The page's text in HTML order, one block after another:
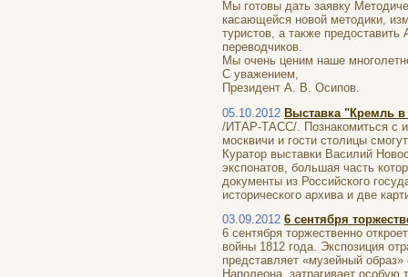
Мы готовы дать заявку
касающейся новой методики,
туристов, а также
переводчиков.
Мы очень ценим наше
С уважением,
Президент А. В. Осипов.
05.10.2012 Выставка "Кремль в
/ИТАР-ТАСС/. Познакомиться с
москвичи и гости столицы
Куратор выставки Василий
экспонатов, большая часть
документы из Российского
исторического архива и две
03.09.2012 6 сентября
6 сентября торжественно
войны 1812 года. Экспозиция
представляет «музейный
Наполеона, затрагивает